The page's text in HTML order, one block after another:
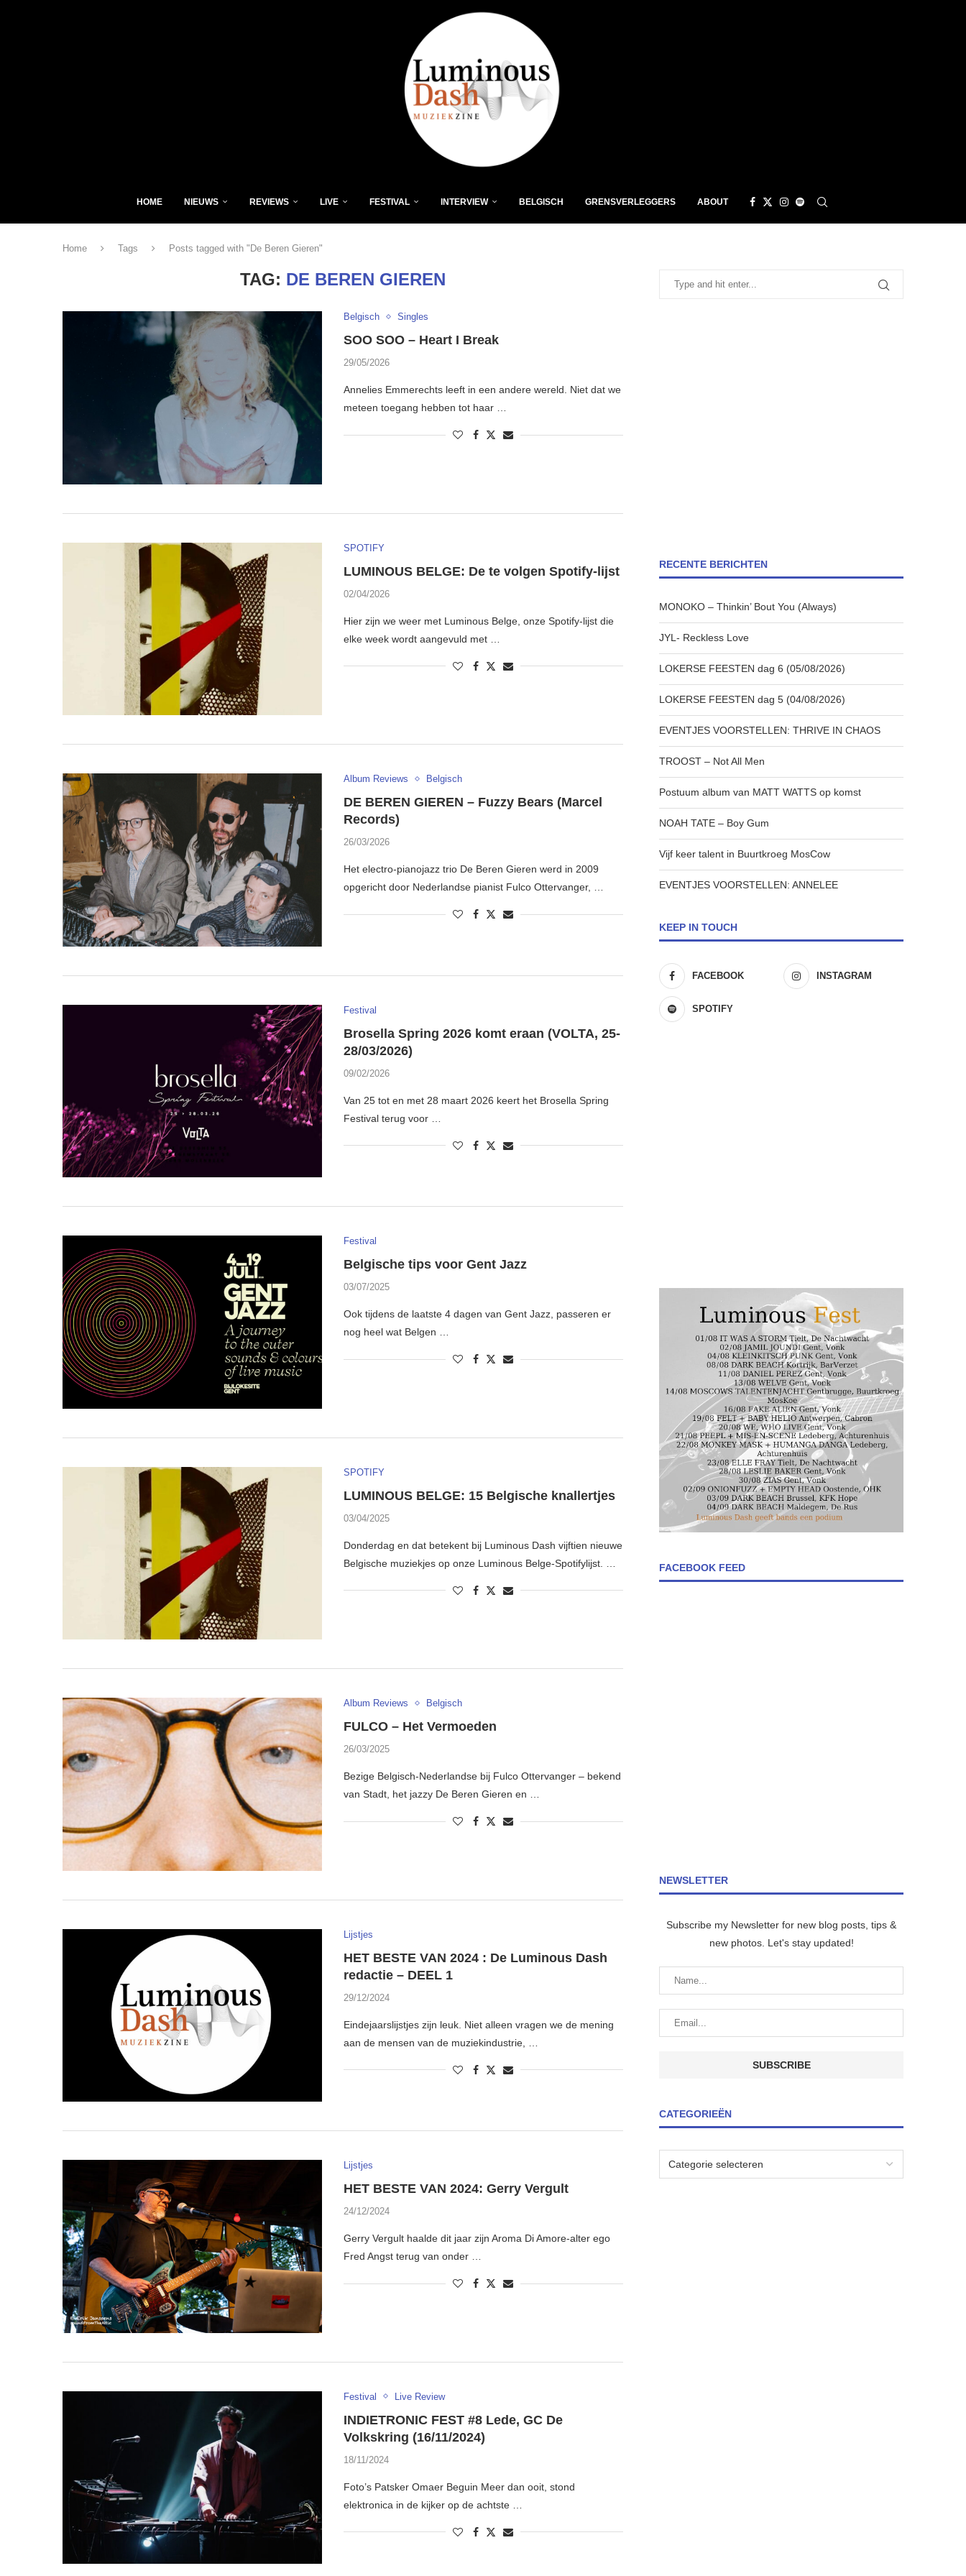
HOME NIEUWS REVIEWS LIVE FESTIVAL INTERVIEW BELGISCH GRENSVERLEGGERS ABOUT
Home Tags Posts tagged with "De Beren Gieren"
TAG: DE BEREN GIEREN
Belgisch Singles
SOO SOO – Heart I Break
29/05/2026
Annelies Emmerechts leeft in een andere wereld. Niet dat we
meteen toegang hebben tot haar …
SPOTIFY
LUMINOUS BELGE: De te volgen Spotify-lijst
02/04/2026
Hier zijn we weer met Luminous Belge, onze Spotify-lijst die
elke week wordt aangevuld met …
Album Reviews Belgisch
DE BEREN GIEREN – Fuzzy Bears (Marcel
Records)
26/03/2026
Het electro-pianojazz trio De Beren Gieren werd in 2009
opgericht door Nederlandse pianist Fulco Ottervanger, …
Festival
Brosella Spring 2026 komt eraan (VOLTA, 25-
28/03/2026)
09/02/2026
Van 25 tot en met 28 maart 2026 keert het Brosella Spring
Festival terug voor …
Festival
Belgische tips voor Gent Jazz
03/07/2025
Ook tijdens de laatste 4 dagen van Gent Jazz, passeren er
nog heel wat Belgen …
SPOTIFY
LUMINOUS BELGE: 15 Belgische knallertjes
03/04/2025
Donderdag en dat betekent bij Luminous Dash vijftien nieuwe
Belgische muziekjes op onze Luminous Belge-Spotifylijst. …
Album Reviews Belgisch
FULCO – Het Vermoeden
26/03/2025
Bezige Belgisch-Nederlandse bij Fulco Ottervanger – bekend
van Stadt, het jazzy De Beren Gieren en …
Lijstjes
HET BESTE VAN 2024 : De Luminous Dash
redactie – DEEL 1
29/12/2024
Eindejaarslijstjes zijn leuk. Niet alleen vragen we de mening
aan de mensen van de muziekindustrie, …
Lijstjes
HET BESTE VAN 2024: Gerry Vergult
24/12/2024
Gerry Vergult haalde dit jaar zijn Aroma Di Amore-alter ego
Fred Angst terug van onder …
Festival Live Review
INDIETRONIC FEST #8 Lede, GC De
Volkskring (16/11/2024)
18/11/2024
Foto’s Patsker Omaer Beguin Meer dan ooit, stond
elektronica in de kijker op de achtste …
RECENTE BERICHTEN
MONOKO – Thinkin’ Bout You (Always)
JYL- Reckless Love
LOKERSE FEESTEN dag 6 (05/08/2026)
LOKERSE FEESTEN dag 5 (04/08/2026)
EVENTJES VOORSTELLEN: THRIVE IN CHAOS
TROOST – Not All Men
Postuum album van MATT WATTS op komst
NOAH TATE – Boy Gum
Vijf keer talent in Buurtkroeg MosCow
EVENTJES VOORSTELLEN: ANNELEE
KEEP IN TOUCH
FACEBOOK INSTAGRAM
SPOTIFY
FACEBOOK FEED
NEWSLETTER
Subscribe my Newsletter for new blog posts, tips &
new photos. Let's stay updated!
CATEGORIEËN